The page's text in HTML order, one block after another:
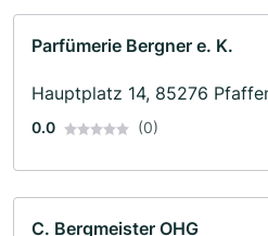
Parfümerie Bergner e. K.
Hauptplatz 14, 85276
0.0 (0)
C. Bergmeister OHG